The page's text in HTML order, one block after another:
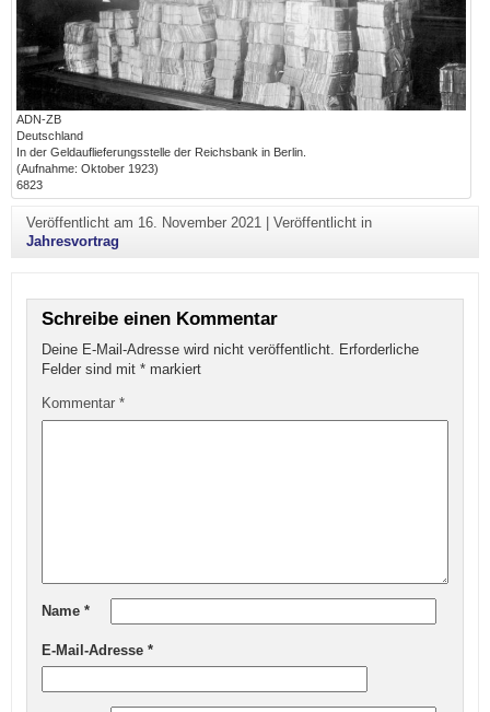
ADN-ZB
Deutschland
In der Geldauflieferungsstelle der Reichsbank in Berlin.
(Aufnahme: Oktober 1923)
6823
Veröffentlicht am 16. November 2021| Veröffentlicht in
Jahresvortrag
Schreibe einen Kommentar
Deine E-Mail-Adresse wird nicht veröffentlicht. Erforderliche
Felder sind mit *markiert
Kommentar *
Name *
E-Mail-Adresse *